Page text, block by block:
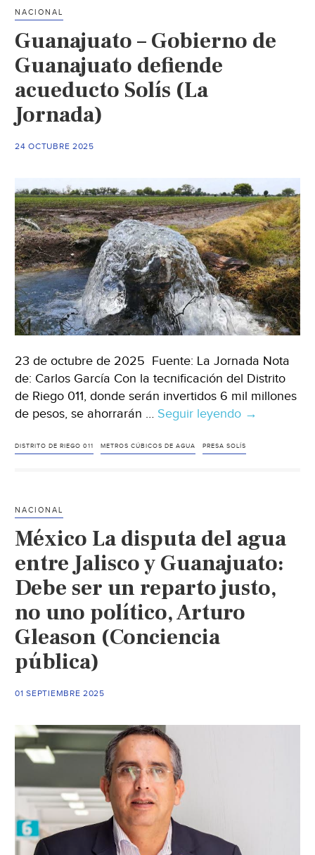
a
municipios
que
hoy
Noticias)
NACIONAL
Guanajuato – Gobierno de
Guanajuato defiende
acueducto Solís (La
Jornada)
24 OCTUBRE 2025
23 de octubre de 2025 Fuente: La Jornada Nota
de: Carlos García Con la tecnificación del Distrito
de Riego 011, donde serán invertidos 6 mil millones
de pesos, se ahorrarán … Seguir leyendo Guanajuato
Gobierno
Solís
(La
Jornada)
→
DISTRITO DE RIEGO 011 METROS CÚBICOS DE AGUA PRESA SOLÍS
NACIONAL
México La disputa del agua
entre Jalisco y Guanajuato:
Debe ser un reparto justo,
no uno político, Arturo
Gleason (Conciencia
pública)
01 SEPTIEMBRE 2025